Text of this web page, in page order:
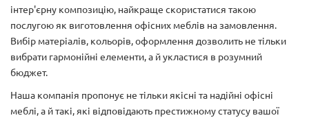
інтер'єрну композицію, найкраще скористатися такою
послугою як виготовлення офісних меблів на замовлення.
Вибір матеріалів, кольорів, оформлення дозволить не тільки
вибрати гармонійні елементи, а й укластися в розумний
бюджет.
Наша компанія пропонує не тільки якісні та надійні офісні
меблі, а й такі, які відповідають престижному статусу вашої